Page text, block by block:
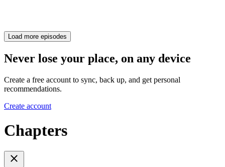
Load more episodes
Never lose your place, on any device
Create a free account to sync, back up, and get personal
recommendations.
Create account
Chapters